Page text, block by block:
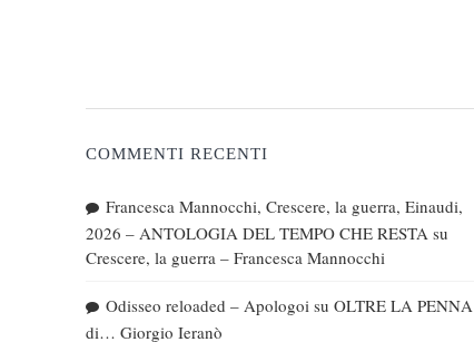
COMMENTI RECENTI
Francesca Mannocchi, Crescere, la guerra, Einaudi,
2026 – ANTOLOGIA DEL TEMPO CHE RESTA su
Crescere, la guerra – Francesca Mannocchi
Odisseo reloaded – Apologoi su OLTRE LA PENNA
di… Giorgio Ieranò